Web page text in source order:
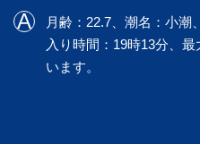
月齢：22.7、潮名：小潮
入り時間：19時13分、
います。